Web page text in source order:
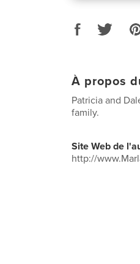
À propos
Patricia and
family.
Site Web de
http://